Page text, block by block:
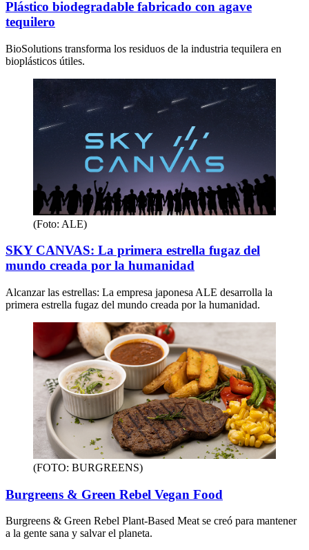
Plástico biodegradable fabricado con agave
tequilero
BioSolutions transforma los residuos de la industria tequilera en
bioplásticos útiles.
(Foto: ALE)
SKY CANVAS: La primera estrella fugaz del
mundo creada por la humanidad
Alcanzar las estrellas: La empresa japonesa ALE desarrolla la
primera estrella fugaz del mundo creada por la humanidad.
(FOTO: BURGREENS)
Burgreens & Green Rebel Vegan Food
Burgreens & Green Rebel Plant-Based Meat se creó para mantener
a la gente sana y salvar el planeta.